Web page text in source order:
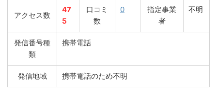
アクセス数
47
5
口コミ
数
0
指定事業
者
不明
発信番号種
類
携帯電話
発信地域 携帯電話のため不明